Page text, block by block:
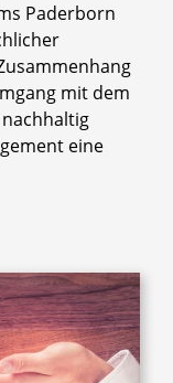
Paderborn
mit dem
eine